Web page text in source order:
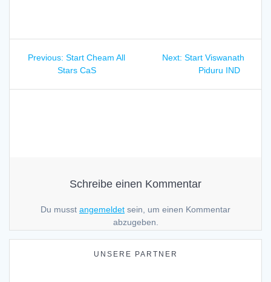
Beitragsnavigation
Previous: Previous
post:
Start Cheam All
Stars CaS
Next: Next
post:
Start Viswanath
Piduru IND
Schreibe einen Kommentar
Du musst angemeldet sein, um einen Kommentar
abzugeben.
UNSERE PARTNER